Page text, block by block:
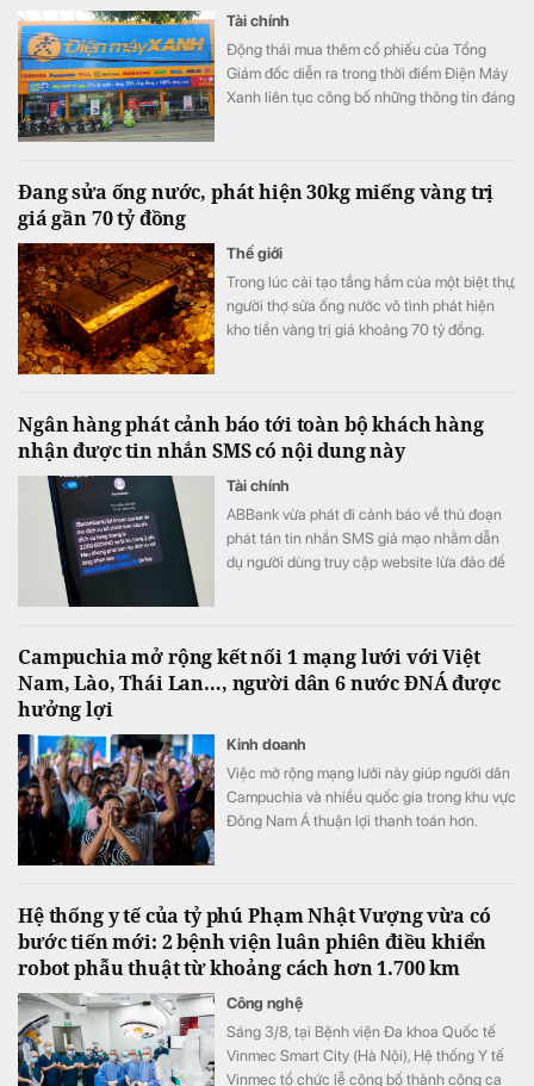
Tài chính
Động thái mua thêm cổ phiếu của Tổng
Giám đốc diễn ra trong thời điểm Điện Máy
Xanh liên tục công bố những thông tin đáng
Đang sửa ống nước, phát hiện 30kg miếng vàng trị
giá gần 70 tỷ đồng
Thế giới
Trong lúc cải tạo tầng hầm của một biệt thự,
người thợ sửa ống nước vô tình phát hiện
kho tiền vàng trị giá khoảng 70 tỷ đồng.
Ngân hàng phát cảnh báo tới toàn bộ khách hàng
nhận được tin nhắn SMS có nội dung này
Tài chính
ABBank vừa phát đi cảnh báo về thủ đoạn
phát tán tin nhắn SMS giả mạo nhằm dẫn
dụ người dùng truy cập website lừa đảo để
Campuchia mở rộng kết nối 1 mạng lưới với Việt
Nam, Lào, Thái Lan…, người dân 6 nước ĐNÁ được
hưởng lợi
Kinh doanh
Việc mở rộng mạng lưới này giúp người dân
Campuchia và nhiều quốc gia trong khu vực
Đông Nam Á thuận lợi thanh toán hơn.
Hệ thống y tế của tỷ phú Phạm Nhật Vượng vừa có
bước tiến mới: 2 bệnh viện luân phiên điều khiển
robot phẫu thuật từ khoảng cách hơn 1.700 km
Công nghệ
Sáng 3/8, tại Bệnh viện Đa khoa Quốc tế
Vinmec Smart City (Hà Nội), Hệ thống Y tế
Vinmec tổ chức lễ công bố thành công ca